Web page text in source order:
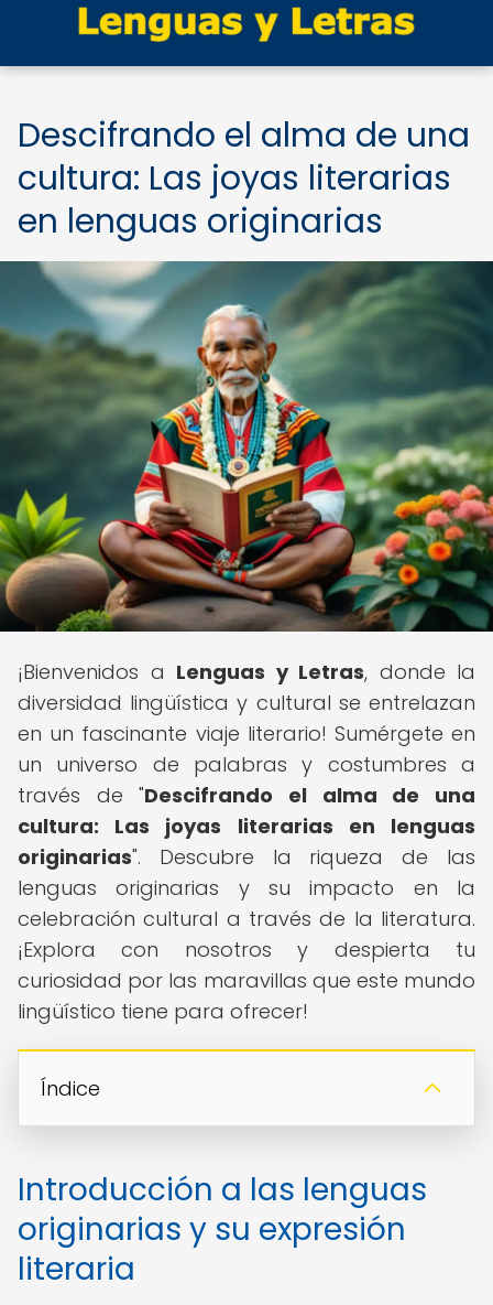
Descifrando el alma de una
cultura: Las joyas literarias
en lenguas originarias
¡Bienvenidos a Lenguas y Letras, donde la
diversidad lingüística y cultural se entrelazan
en un fascinante viaje literario! Sumérgete en
un universo de palabras y costumbres a
través de "Descifrando el alma de una
cultura: Las joyas literarias en lenguas
originarias". Descubre la riqueza de las
lenguas originarias y su impacto en la
celebración cultural a través de la literatura.
¡Explora con nosotros y despierta tu
curiosidad por las maravillas que este mundo
lingüístico tiene para ofrecer!
Índice
Introducción a las lenguas
originarias y su expresión
literaria